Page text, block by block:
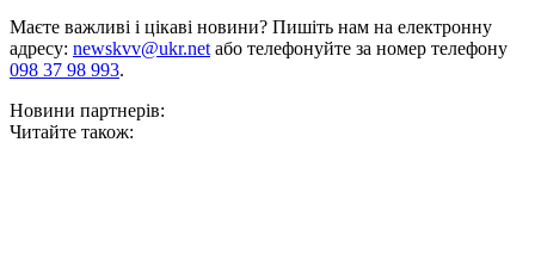
Маєте важливі і цікаві новини? Пишіть нам на електронну
адресу: newskvv@ukr.net або телефонуйте за номер телефону
098 37 98 993.
Новини партнерів:
Читайте також: